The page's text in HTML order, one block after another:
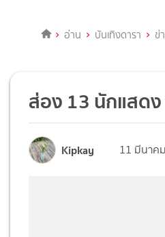
อ่าน บันเทิงดารา ข่
ส่อง 13 นักแสดง
Kipkay 11 มีนาค